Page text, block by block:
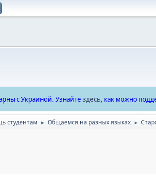
с Украиной. Узнайте здесь, как можно
студентам ► Общаемся на разных языках ►